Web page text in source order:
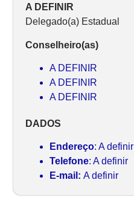
A DEFINIR
Delegado(a) Estadual
Conselheiro(as)
A DEFINIR
A DEFINIR
A DEFINIR
DADOS
Endereço: A definir
Telefone: A definir
E-mail: A definir